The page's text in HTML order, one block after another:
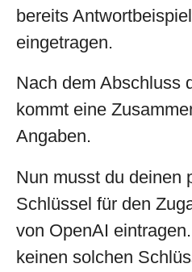
bereits
eingetragen.
Nach dem Abschluss
kommt eine
Angaben.
Nun musst du deinen
Schlüssel für den
von OpenAI
keinen solchen